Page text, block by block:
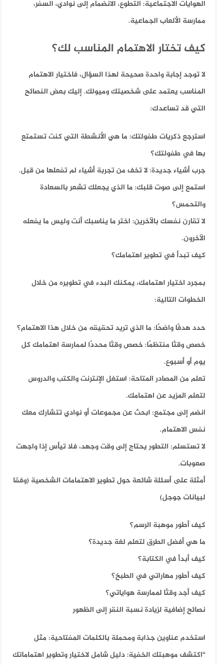
الهوايات الاجتماعية: التطوع، الانضمام إلى نوادي، السفر،
ممارسة الألعاب الجماعية.
كيف تختار الاهتمام المناسب لك؟
لا توجد إجابة واحدة صحيحة لهذا السؤال، فاختيار الاهتمام
المناسب يعتمد على شخصيتك وميولك. إليك بعض النصائح
التي قد تساعدك:
استرجع ذكريات طفولتك: ما هي الأنشطة التي كنت تستمتع
بها في طفولتك؟
جرب أشياء جديدة: لا تخف من تجربة أشياء لم تفعلها من قبل.
استمع إلى صوت قلبك: ما الذي يجعلك تشعر بالسعادة
والتحمس؟
لا تقارن نفسك بالآخرين: اختر ما يناسبك أنت وليس ما يفعله
الآخرون.
كيف تبدأ في تطوير اهتمامك؟
بمجرد اختيار اهتمامك، يمكنك البدء في تطويره من خلال
الخطوات التالية:
حدد هدفًا واضحًا: ما الذي تريد تحقيقه من خلال هذا الاهتمام؟
خصص وقتًا منتظمًا: خصص وقتًا محددًا لممارسة اهتمامك كل
يوم أو أسبوع.
تعلم من المصادر المتاحة: استغل الإنترنت والكتب والدروس
لتعلم المزيد عن اهتمامك.
انضم إلى مجتمع: ابحث عن مجموعات أو نوادي تتشارك معك
نفس الاهتمام.
لا تستسلم: التطور يحتاج إلى وقت وجهد، فلا تيأس إذا واجهت
صعوبات.
أمثلة على أسئلة شائعة حول تطوير الاهتمامات الشخصية (وفقا
لبيانات جوجل)
كيف أطور موهبة الرسم؟
ما هي أفضل الطرق لتعلم لغة جديدة؟
كيف أبدأ في الكتابة؟
كيف أطور مهاراتي في الطبخ؟
كيف أجد وقتًا لممارسة هواياتي؟
نصائح إضافية لزيادة نسبة النقر إلى الظهور
استخدم عناوين جذابة ومحملة بالكلمات المفتاحية: مثل
“اكتشف موهبتك الخفية: دليل شامل لاختيار وتطوير اهتماماتك